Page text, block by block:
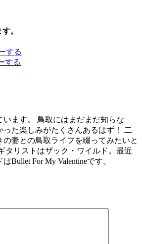
。
する
する
います。 鳥取にはまだまだ知らな
った楽しみがたくさんあるはず！ 二
の妻との鳥取ライフを綴ってみたいと
タリストはザック・ワイルド。最近
Bullet For My Valentineです。